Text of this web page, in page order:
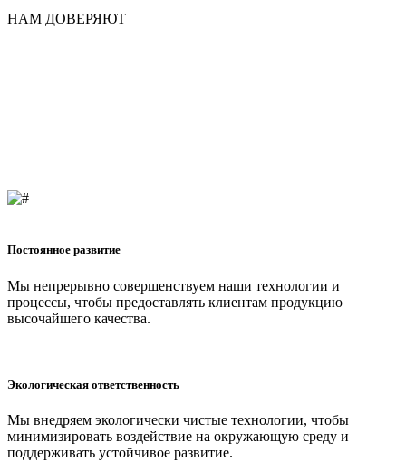
НАМ ДОВЕРЯЮТ
Постоянное развитие
Мы непрерывно совершенствуем наши технологии и
процессы, чтобы предоставлять клиентам продукцию
высочайшего качества.
Экологическая ответственность
Мы внедряем экологически чистые технологии, чтобы
минимизировать воздействие на окружающую среду и
поддерживать устойчивое развитие.